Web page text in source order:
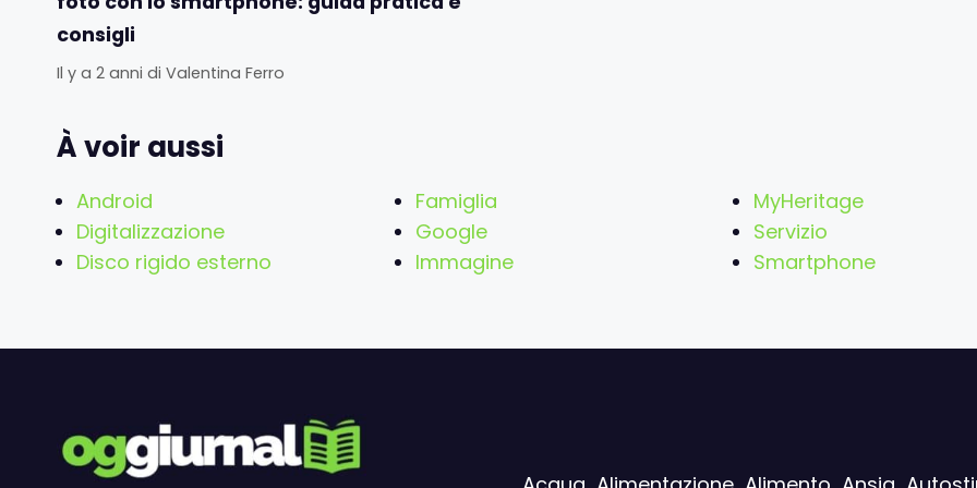
consigli
Il y a 2 anni di Valentina Ferro
À voir aussi
Android
Digitalizzazione
Disco rigido esterno
Famiglia
Google
Immagine
MyHeritage
Servizio
Smartphone